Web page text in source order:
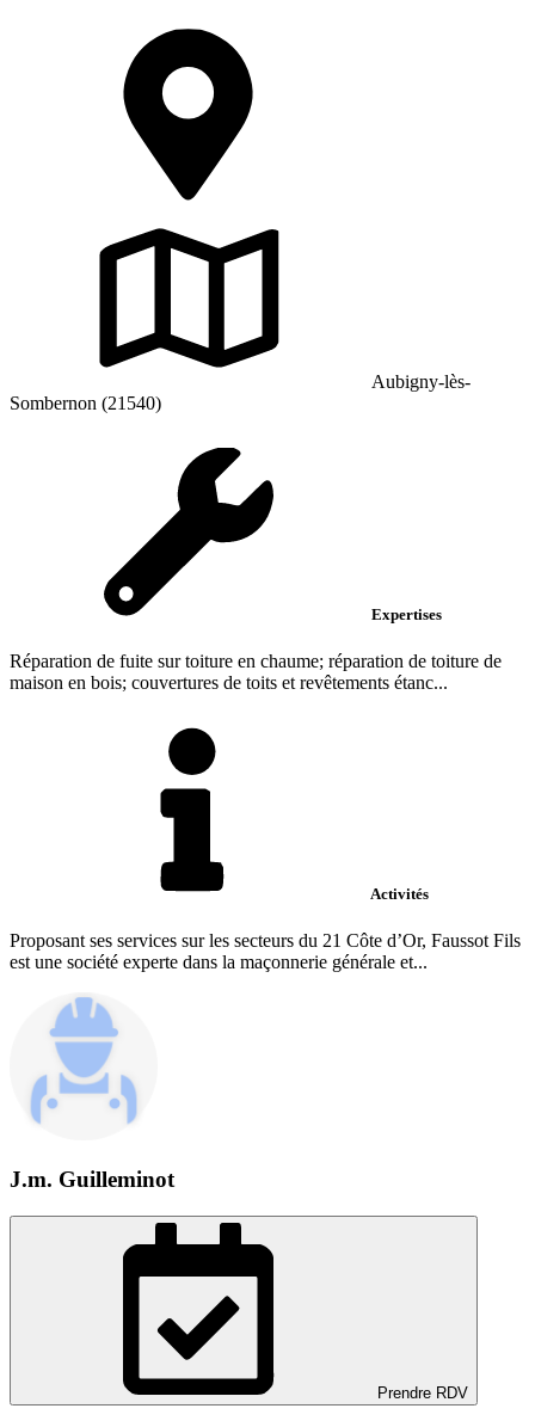
Aubigny-lès-
Sombernon (21540)
Expertises
Réparation de fuite sur toiture en chaume; réparation de toiture de
maison en bois; couvertures de toits et revêtements étanc...
Activités
Proposant ses services sur les secteurs du 21 Côte d’Or, Faussot Fils
est une société experte dans la maçonnerie générale et...
J.m. Guilleminot
Prendre RDV